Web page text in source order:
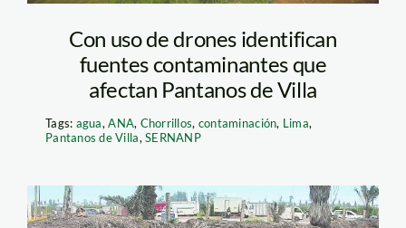
Con uso de drones identifican
fuentes contaminantes que
afectan Pantanos de Villa
Tags: agua,ANA, Chorrillos, contaminación, Lima,
Pantanos de Villa,SERNANP